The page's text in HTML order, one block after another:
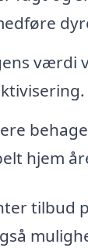
værdi
hjem
tilbud